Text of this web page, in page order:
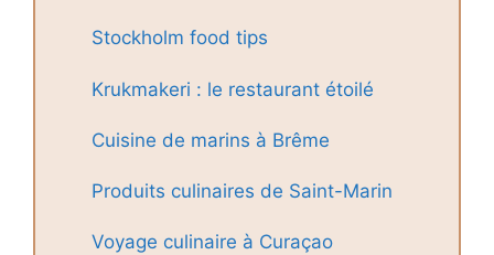
Stockholm food tips
Krukmakeri : le restaurant étoilé
Cuisine de marins à Brême
Produits culinaires de Saint-Marin
Voyage culinaire à Curaçao